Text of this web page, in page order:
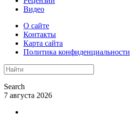
Видео
О сайте
Контакты
Карта сайта
Политика конфиденциальности
Search
7 августа 2026